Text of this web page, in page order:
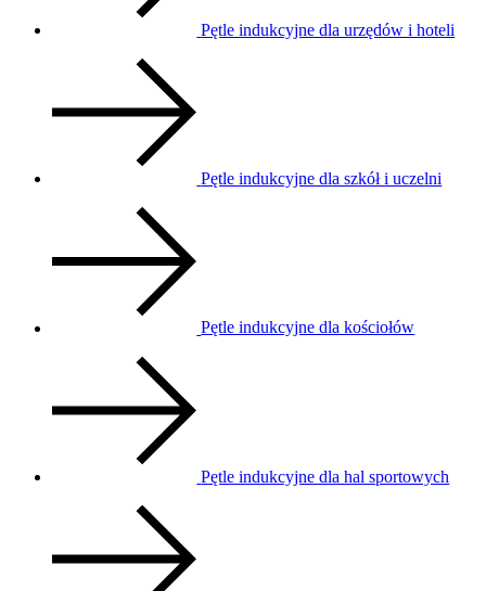
Pętle indukcyjne dla urzędów i hoteli
Pętle indukcyjne dla szkół i uczelni
Pętle indukcyjne dla kościołów
Pętle indukcyjne dla hal sportowych